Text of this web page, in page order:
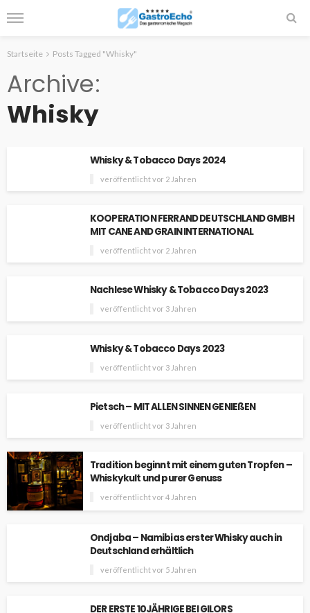
Startseite Posts Tagged "Whisky"
Archive
Whisky
Whisky & Tobacco Days 2024
veröffentlicht vor 2 Jahren
KOOPERATION FERRAND DEUTSCHLAND GMBH
MIT CANE AND GRAIN INTERNATIONAL
veröffentlicht vor 2 Jahren
Nachlese Whisky & Tobacco Days 2023
veröffentlicht vor 3 Jahren
Whisky & Tobacco Days 2023
veröffentlicht vor 3 Jahren
Pietsch – MIT ALLEN SINNEN GENIEßEN
veröffentlicht vor 3 Jahren
Tradition beginnt mit einem guten Tropfen –
Whiskykult und purer Genuss
veröffentlicht vor 4 Jahren
Ondjaba – Namibias erster Whisky auch in
Deutschland erhältlich
veröffentlicht vor 5 Jahren
DER ERSTE 10JÄHRIGE BEI GILORS